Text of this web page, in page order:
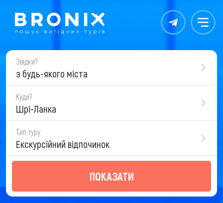
Контакты Меню
Звідки?
з будь-якого міста
Куди?
Шрі-Ланка
Тип туру
Екскурсійний відпочинок
ПОКАЗАТИ